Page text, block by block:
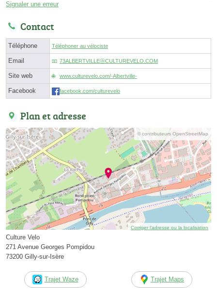
Signaler une erreur
Contact
Téléphone Téléphoner au vélociste
Email 73ALBERTVILLEⓐCULTUREVELO.COM
Site web www.culturevelo.com/-Albertville-
Facebook facebook.com/culturevelo
Plan et adresse
© contributeurs OpenStreetMap
Corriger l’adresse ou la localisation
Culture Velo
271 Avenue Georges Pompidou
73200 Gilly-sur-Isère
Trajet Waze Trajet Maps